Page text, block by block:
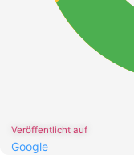
Veröffentlicht auf
Google